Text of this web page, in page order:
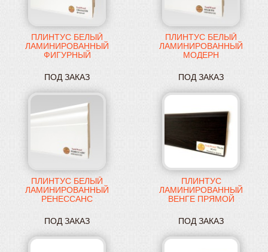
ПЛИНТУС БЕЛЫЙ
ЛАМИНИРОВАННЫЙ
ФИГУРНЫЙ
ПОД ЗАКАЗ
ПЛИНТУС БЕЛЫЙ
ЛАМИНИРОВАННЫЙ
МОДЕРН
ПОД ЗАКАЗ
ПЛИНТУС БЕЛЫЙ
ЛАМИНИРОВАННЫЙ
РЕНЕССАНС
ПОД ЗАКАЗ
ПЛИНТУС
ЛАМИНИРОВАННЫЙ
ВЕНГЕ ПРЯМОЙ
ПОД ЗАКАЗ